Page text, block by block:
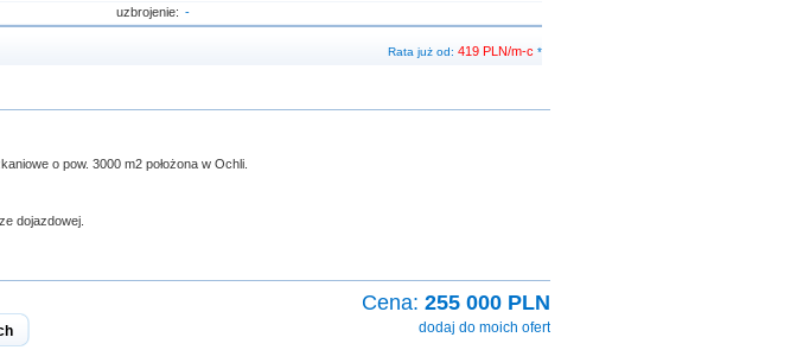
uzbrojenie: -
Rata już od:419 PLN/m-c *
o pow. 3000 m2 położona w Ochli.
dojazdowej.
Cena: 255 000 PLN
dodaj do moich ofert